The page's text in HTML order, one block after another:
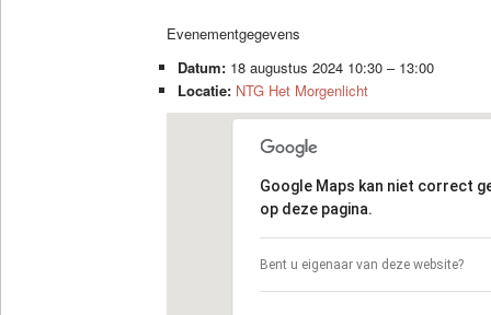
Evenementgegevens
Datum: 18 augustus 2024 10:30– 13:00
Locatie: NTG Het Morgenlicht
Google Maps kan niet correct
op deze pagina.
Bent u eigenaar van deze website?